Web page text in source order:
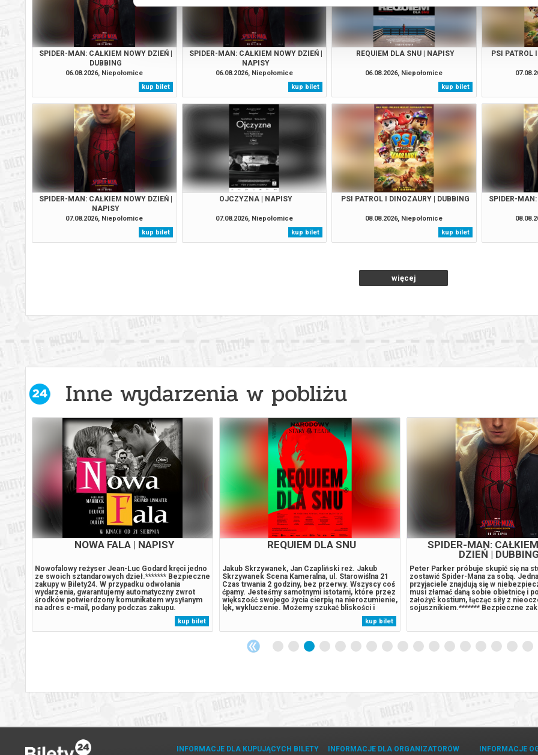
SPIDER-MAN: CAŁKIEM NOWY DZIEŃ |
DUBBING
06.08.2026, Niepołomice
kup bilet
SPIDER-MAN: CAŁKIEM NOWY DZIEŃ |
NAPISY
06.08.2026, Niepołomice
kup bilet
REQUIEM DLA SNU | NAPISY
06.08.2026, Niepołomice
kup bilet
PSI PATROL
SPIDER-MAN: CAŁKIEM NOWY DZIEŃ |
NAPISY
07.08.2026, Niepołomice
kup bilet
OJCZYZNA | NAPISY
07.08.2026, Niepołomice
kup bilet
PSI PATROL I DINOZAURY | DUBBING
08.08.2026, Niepołomice
kup bilet
SPIDER-
więcej
Inne wydarzenia w pobliżu
NOWA FALA | NAPISY
Nowofalowy reżyser Jean-Luc Godard kręci jedno
ze swoich sztandarowych dzieł.******* Bezpieczne
zakupy w Bilety24. W przypadku odwołania
wydarzenia, gwarantujemy automatyczny zwrot
środków potwierdzony komunikatem wysyłanym
na adres e-mail, podany podczas zakupu.
kup bilet
REQUIEM DLA SNU
Jakub Skrzywanek, Jan Czapliński reż. Jakub
Skrzywanek Scena Kameralna, ul. Starowiślna 21
Czas trwania 2 godziny, bez przerwy. Wszyscy coś
ćpamy. Jesteśmy samotnymi istotami, które przez
większość swojego życia cierpią na nierozumienie,
lęk, wykluczenie. Możemy szukać bliskości i
relacji, które na końcu pokażą nam jak skrajnie
nieszczęśliwi jesteśmy. Możemy się łudzić, że
odwaga, złość czy walka pomogą...
kup bilet
SPIDER-MAN:
DZIEŃ |
Peter Parker próbuje skupić się na
zostawić Spider-Mana za sobą.
przyjaciele znajdują się w
musi złamać daną sobie obietnicę i
założyć kostium, łącząc siły z
sojusznikiem.******* Bezpieczne
potwierdzony komunikatem
INFORMACJE DLA KUPUJĄCYCH BILETY INFORMACJE DLA ORGANIZATORÓW INFORMACJE